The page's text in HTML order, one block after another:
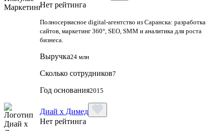
Нет рейтинга
Полносервисное digital-агентство из Саранска: разработка
сайтов, маркетинг 360°, SEO, SMM и аналитика для роста
бизнеса.
Выручка24 млн
Сколько сотрудников7
Год основания2015
Диай х Димед
Нет рейтинга